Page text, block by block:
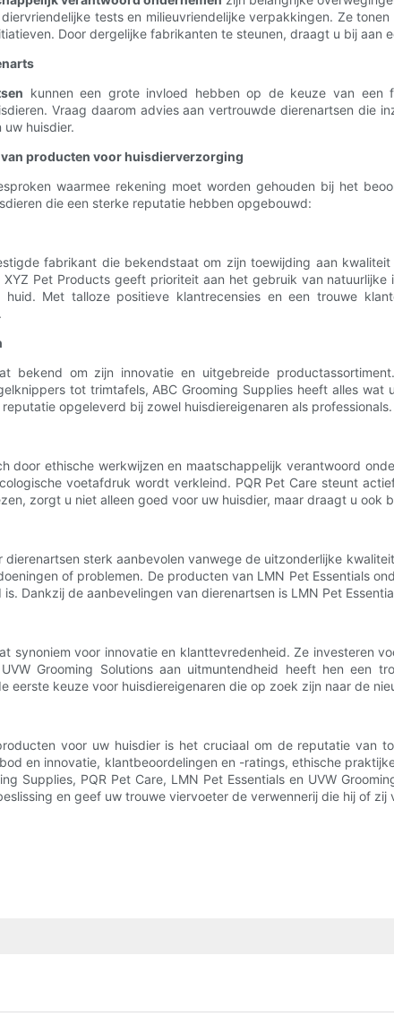
tests en milieuvriendelijke verpakkingen. Ze
Door dergelijke fabrikanten te steunen, draagt ​​u bij aan
kunnen een grote invloed hebben op de keuze van een
Vraag daarom advies aan vertrouwde dierenartsen
huisdier.
producten voor huisdierverzorging
waarmee rekening moet worden gehouden bij het
die een sterke reputatie hebben opgebouwd:
fabrikant die bekendstaat om zijn toewijding aan
Pet Products geeft prioriteit aan het gebruik van
huid. Met talloze positieve klantrecensies en een trouwe
bekend om zijn innovatie en uitgebreide
tot trimtafels, ABC Grooming Supplies heeft alles
opgeleverd bij zowel huisdiereigenaren als professionals.
door ethische werkwijzen en maatschappelijk verantwoord
voetafdruk wordt verkleind. PQR Pet Care steunt
zorgt u niet alleen goed voor uw huisdier, maar draagt ​​u ook
dierenartsen sterk aanbevolen vanwege de uitzonderlijke
of problemen. De producten van LMN Pet Essentials
Dankzij de aanbevelingen van dierenartsen is LMN Pet
synoniem voor innovatie en klanttevredenheid. Ze investeren
Grooming Solutions aan uitmuntendheid heeft hen een
eerste keuze voor huisdiereigenaren die op zoek zijn naar de
voor uw huisdier is het cruciaal om de reputatie van
en innovatie, klantbeoordelingen en -ratings, ethische
Supplies, PQR Pet Care, LMN Pet Essentials en UVW
en geef uw trouwe viervoeter de verwennerij die hij of zij